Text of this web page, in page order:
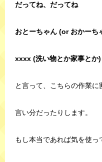
だってね、だってね
おとーちゃん (or おかーち
xxxx (洗い物とか家事とか
と言って、こちらの作業
言い分だったりします。
もし本当であれば気を使